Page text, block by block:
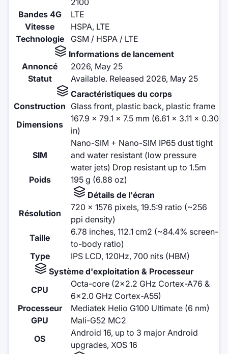
Bandes 4G
LTE
Vitesse
HSPA, LTE
Technologie
GSM / HSPA / LTE
Informations de lancement
Annoncé
2026, May 25
Statut
Available. Released 2026, May 25
Caractéristiques du corps
Construction Glass front, plastic back, plastic frame
Dimensions
167.9 x 79.1 x 7.5 mm (6.61 x 3.11 x 0.30
in)
SIM
Nano-SIM + Nano-SIM IP65 dust tight
and water resistant (low pressure
water jets) Drop resistant up to 1.5m
Poids
195 g (6.88 oz)
Détails de l'écran
Résolution
720 x 1576 pixels, 19.5:9 ratio (~256
ppi density)
Taille
6.78 inches, 112.1 cm2 (~84.4% screen-
to-body ratio)
Type
IPS LCD, 120Hz, 700 nits (HBM)
Système d'exploitation & Processeur
CPU
Octa-core (2x2.2 GHz Cortex-A76 &
6x2.0 GHz Cortex-A55)
Processeur
Mediatek Helio G100 Ultimate (6 nm)
GPU
Mali-G52 MC2
OS
Android 16, up to 3 major Android
upgrades, XOS 16